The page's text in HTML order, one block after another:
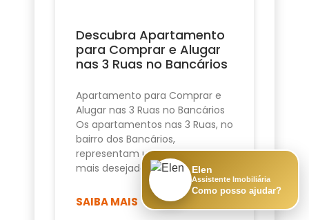
Descubra Apartamento
para Comprar e Alugar
nas 3 Ruas no Bancários
Apartamento para Comprar e
Alugar nas 3 Ruas no Bancários
Os apartamentos nas 3 Ruas, no
bairro dos Bancários,
representam uma das opções
mais desejadas de
SAIBA MAIS
Elen
Assistente Imobiliária
Como posso ajudar?